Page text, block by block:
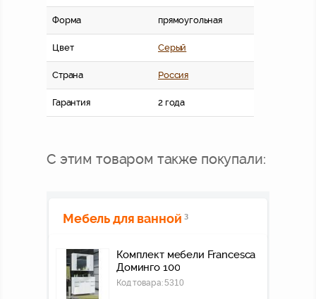
Форма прямоугольная
Цвет Серый
Страна Россия
Гарантия 2 года
С этим товаром также покупали:
Мебель для ванной 3
Комплект мебели Francesca
Доминго 100
Код товара:5310